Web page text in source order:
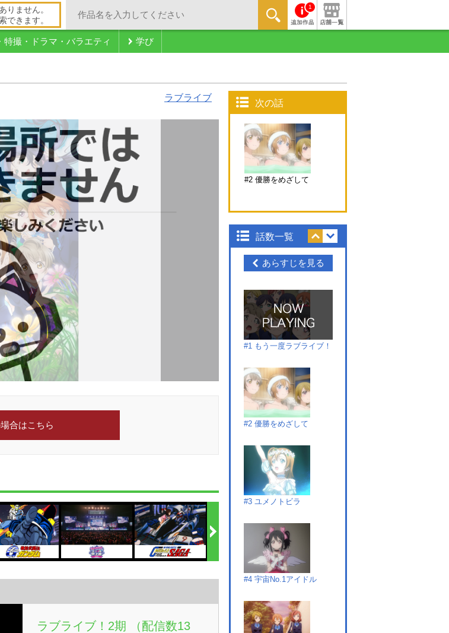
りません。
できます。
1
特撮・ドラマ・バラエティ 学び
ラブライブ
合はこちら
ラブライブ！2期 （配信数13
次の話
#2 優勝をめざして
話数一覧
あらすじを見る
#1 もう一度ラブライブ！
#2 優勝をめざして
#3 ユメノトビラ
#4 宇宙No.1アイドル